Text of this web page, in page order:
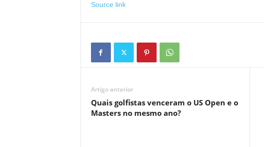
Source link
Artigo anterior
Quais golfistas venceram o US Open e o
Masters no mesmo ano?